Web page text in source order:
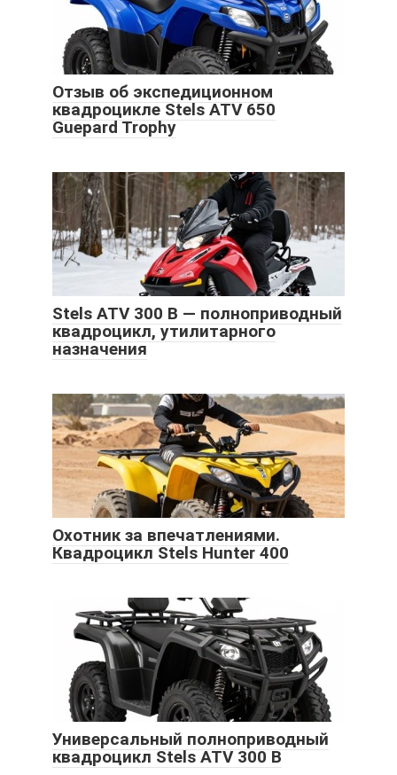
Отзыв об экспедиционном
квадроцикле Stels ATV 650
Guepard Trophy
Stels ATV 300 B — полноприводный
квадроцикл, утилитарного
назначения
Охотник за впечатлениями.
Квадроцикл Stels Hunter 400
Универсальный полноприводный
квадроцикл Stels ATV 300 B